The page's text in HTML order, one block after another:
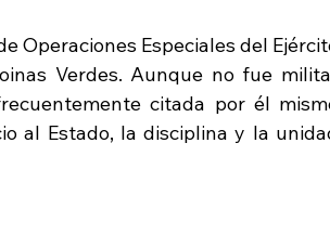
Operaciones Especiales del
Verdes. Aunque no fue
citada por él
al Estado, la disciplina y la